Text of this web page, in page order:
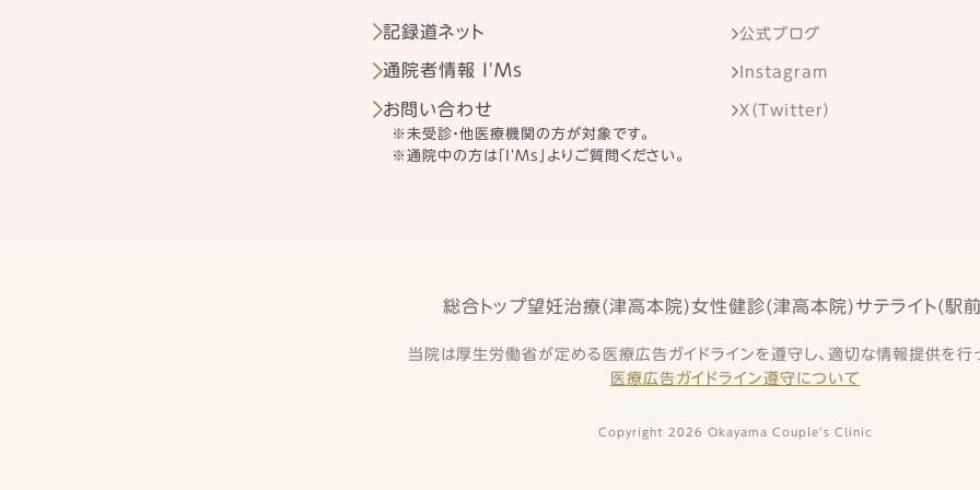
記録道ネット
通院者情報 I'Ms
お問い合わせ
※未受診・他医療機関の方が対象です。
※通院中の方は「I'Ms」よりご質問ください。
公式ブログ
Instagram
X（Twitter）
総合トップ望妊治療(津高本院)女性健診(津高本院)サテライト(駅
当院は厚生労働省が定める医療広告ガイドラインを遵守し、適切な情報提供を行
医療広告ガイドライン遵守について
Copyright 2026 Okayama Couple’s Clinic